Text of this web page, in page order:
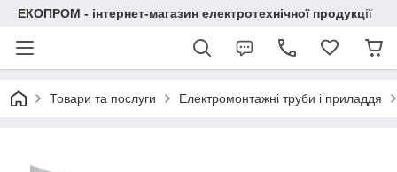
ЕКОПРОМ - інтернет-магазин електротехнічної продукції
Товари та послуги Електромонтажні труби і приладдя